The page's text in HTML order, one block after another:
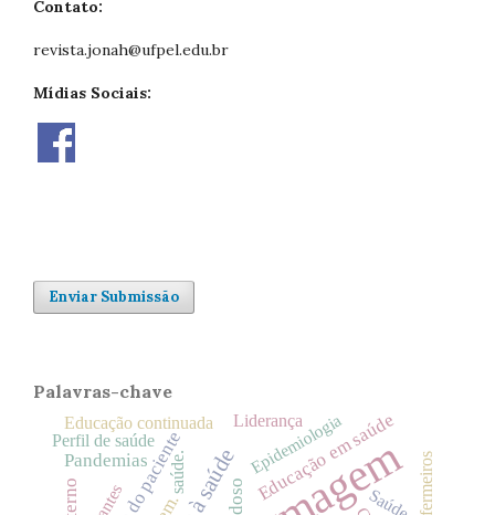
Contato:
revista.jonah@ufpel.edu.br
Mídias Sociais:
Enviar Submissão
Palavras-chave
Idoso Educação em saúde
Pandemias
Saúde
Epidemiologia
Educação continuada
Perfil de saúde
saúde.
Liderança